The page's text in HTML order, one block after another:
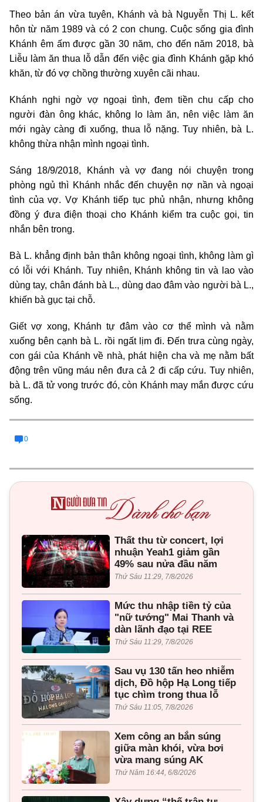
Theo bản án vừa tuyên, Khánh và bà Nguyễn Thị L. kết
hôn từ năm 1989 và có 2 con chung. Cuộc sống gia đình
Khánh êm ấm được gần 30 năm, cho đến năm 2018, bà
Liễu làm ăn thua lỗ dẫn đến việc gia đình Khánh gặp khó
khăn, từ đó vợ chồng thường xuyên cãi nhau.
Khánh nghi ngờ vợ ngoại tình, đem tiền chu cấp cho
người đàn ông khác, không lo làm ăn, nên việc làm ăn
mới ngày càng đi xuống, thua lỗ nặng. Tuy nhiên, bà L.
không thừa nhận mình ngoại tình.
Sáng 18/9/2018, Khánh và vợ đang nói chuyện trong
phòng ngủ thì Khánh nhắc đến chuyện nợ nần và ngoại
tình của vợ. Vợ Khánh tiếp tục phủ nhận, nhưng không
đồng ý đưa điện thoại cho Khánh kiểm tra cuộc gọi, tin
nhắn bên trong.
Bà L. khẳng định bản thân không ngoại tình, không làm gì
có lỗi với Khánh. Tuy nhiên, Khánh không tin và lao vào
dùng tay, chân đánh bà L., dùng dao đâm vào người bà L.,
khiến bà gục tại chỗ.
Giết vợ xong, Khánh tự đâm vào cơ thể mình và nằm
xuống bên cạnh bà L. rồi ngất lịm đi. Đến trưa cùng ngày,
con gái của Khánh về nhà, phát hiện cha và mẹ nằm bất
động trên vũng máu nên đưa cả 2 đi cấp cứu. Tuy nhiên,
bà L. đã tử vong trước đó, còn Khánh may mắn được cứu
sống.
0
Thất thu từ concert, lợi
nhuận Yeah1 giảm gần
49% sau nửa đầu năm
Thứ Sáu 11:29, 7/8/2026
Mức thu nhập tiền tỷ của
"nữ tướng" Mai Thanh và
dàn lãnh đạo tại REE
Thứ Sáu 11:29, 7/8/2026
Sau vụ 130 tấn heo nhiễm
dịch, Đồ hộp Hạ Long tiếp
tục chìm trong thua lỗ
Thứ Sáu 11:05, 7/8/2026
Xem công an bắn súng
giữa màn khói, vừa bơi
vừa mang súng AK
Thứ Năm 16:44, 6/8/2026